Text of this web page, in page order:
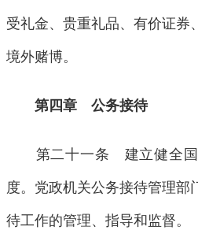
受礼金、贵重礼品、有价证券
境外赌博。
第四章 公务接待
第二十一条 建立健全国
度。党政机关公务接待管理部
待工作的管理、指导和监督。